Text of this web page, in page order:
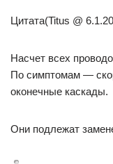
Цитата(Titus @
Насчет всех
По симптомам —
оконечные каскады.
Они подлежат